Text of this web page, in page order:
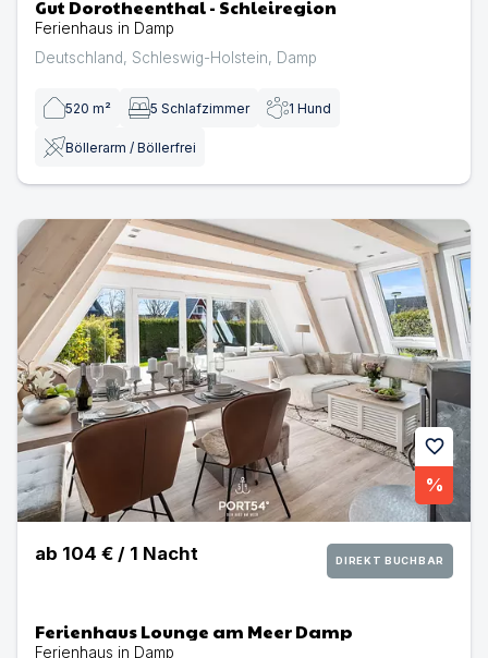
Gut Dorotheenthal - Schleiregion
Ferienhaus in Damp
Deutschland, Schleswig-Holstein, Damp
520 m² 5 Schlafzimmer 1 Hund
Böllerarm / Böllerfrei
favorite
%
Ferienhaus Lounge am Meer Damp | Ferienhaus in
ab 104 € / 1 Nacht DIREKT BUCHBAR
Ferienhaus Lounge am Meer Damp
Ferienhaus in Damp